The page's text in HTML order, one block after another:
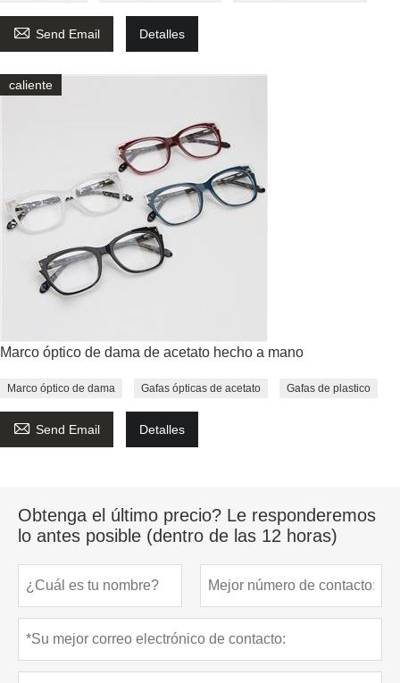
 Send Email Detalles
caliente
Marco óptico de dama de acetato hecho a mano
Marco óptico de dama Gafas ópticas de acetato Gafas de plastico
 Send Email Detalles
Obtenga el último precio? Le responderemos
lo antes posible (dentro de las 12 horas)